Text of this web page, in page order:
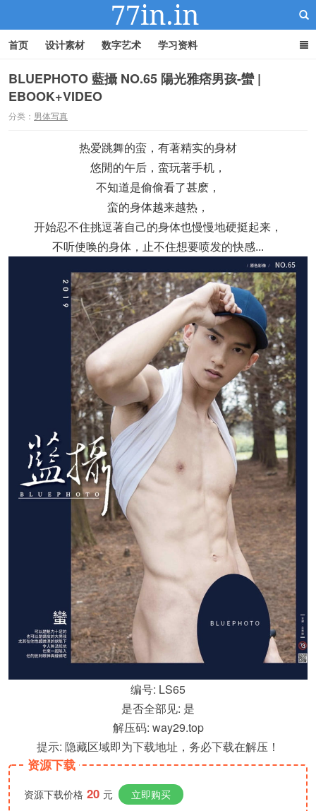
首页 设计素材 数字艺术 学习资料
BLUEPHOTO 藍攝 NO.65 陽光雅痞男孩-蠻 |
EBOOK+VIDEO
分类： 男体写真
热爱跳舞的蛮，有著精实的身材
悠閒的午后，蛮玩著手机，
不知道是偷偷看了甚麽，
蛮的身体越来越热，
开始忍不住挑逗著自己的身体也慢慢地硬挺起来，
不听使唤的身体，止不住想要喷发的快感...
编号: LS65
是否全部见: 是
解压码: way29.top
提示: 隐藏区域即为下载地址，务必下载在解压！
资源下载
资源下载价格 20 元 立即购买